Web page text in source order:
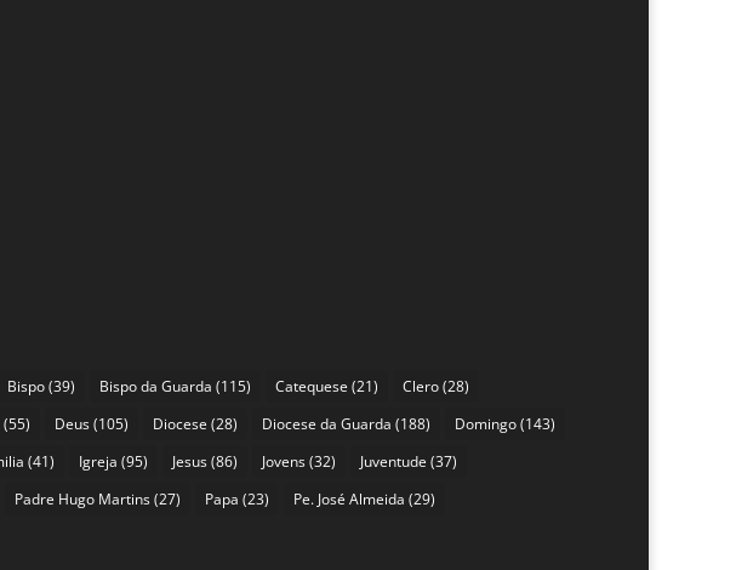
Bispo(39) Bispo da Guarda (115) Catequese (21) Clero(28)
(55) Deus(105) Diocese (28) Diocese da Guarda (188) Domingo(143)
(41) Igreja (95) Jesus(86) Jovens(32) Juventude (37)
Padre Hugo Martins(27) Papa (23) Pe. José Almeida (29)